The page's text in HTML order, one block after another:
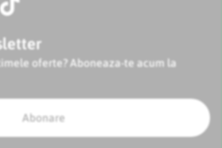
oferte? Aboneaza-te acum la
Abonare